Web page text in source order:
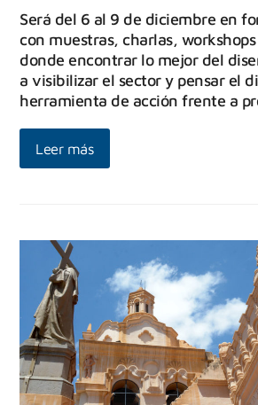
Será del 6 al 9 de diciembre en
con muestras, charlas,
donde encontrar lo mejor del
a visibilizar el sector y pensar el
herramienta de acción frente a
Leer más